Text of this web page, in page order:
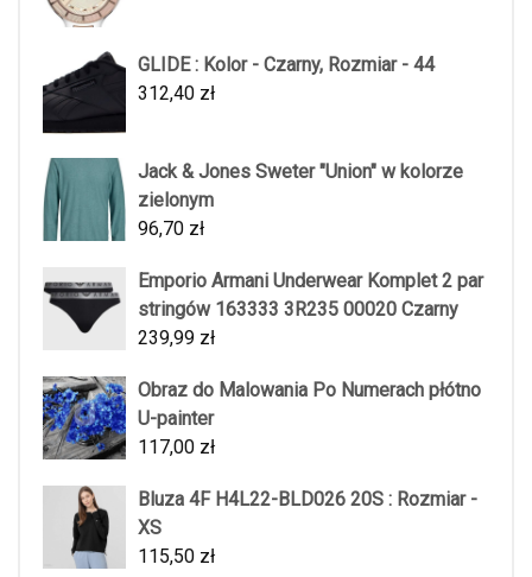
GLIDE : Kolor - Czarny, Rozmiar - 44
312,40 zł
Jack & Jones Sweter "Union" w kolorze
zielonym
96,70 zł
Emporio Armani Underwear Komplet 2 par
stringów 163333 3R235 00020 Czarny
239,99 zł
Obraz do Malowania Po Numerach płótno
U-painter
117,00 zł
Bluza 4F H4L22-BLD026 20S : Rozmiar -
XS
115,50 zł